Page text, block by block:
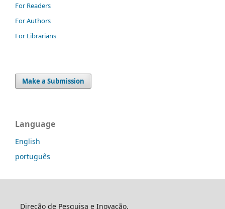
For Readers
For Authors
For Librarians
Make a Submission
Language
English
português
Direção de Pesquisa e Inovação.